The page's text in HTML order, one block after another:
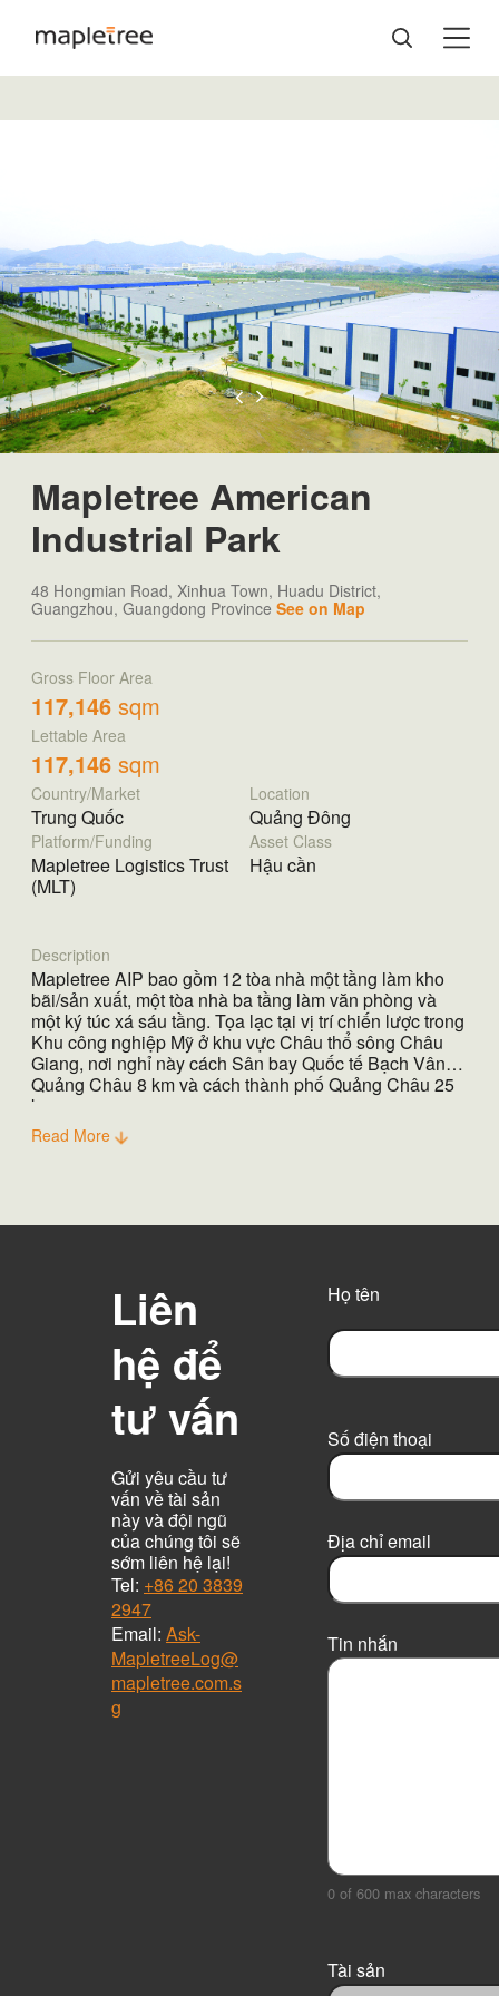
Mapletree American
Industrial Park
48 Hongmian Road, Xinhua Town, Huadu District,
Guangzhou, Guangdong Province See on Map
Gross Floor Area
117,146 sqm
Lettable Area
117,146 sqm
Country/Market
Trung Quốc
Location
Quảng Đông
Platform/Funding
Mapletree Logistics Trust
(MLT)
Asset Class
Hậu cần
Description
Mapletree AIP bao gồm 12 tòa nhà một tầng làm kho
bãi/sản xuất, một tòa nhà ba tầng làm văn phòng và
một ký túc xá sáu tầng. Tọa lạc tại vị trí chiến lược trong
Khu công nghiệp Mỹ ở khu vực Châu thổ sông Châu
Giang, nơi nghỉ này cách Sân bay Quốc tế Bạch Vân
Quảng Châu 8 km và cách thành phố Quảng Châu 25
km.
Read More
Liên
hệ để
tư vấn
Gửi yêu cầu tư
vấn về tài sản
này và đội ngũ
của chúng tôi sẽ
sớm liên hệ lại!
Tel: +86 20 3839
2947
Email: Ask-
MapletreeLog@
mapletree.com.s
g
Họ tên
r
s
t
Số điện thoại
Địa chỉ email
Tin nhắn
0 of 600 max characters
Tài sản